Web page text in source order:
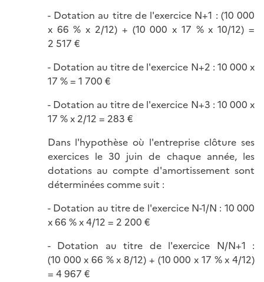
- Dotation au titre de l'exercice N+1 : (10 000
x 66 % x 2/12) + (10 000 x 17 % x 10/12) =
2 517 €
- Dotation au titre de l'exercice N+2 : 10 000 x
17 % = 1 700 €
- Dotation au titre de l'exercice N+3 : 10 000 x
17 % x 2/12 = 283 €
Dans l'hypothèse où l'entreprise clôture ses
exercices le 30 juin de chaque année, les
dotations au compte d'amortissement sont
déterminées comme suit :
- Dotation au titre de l'exercice N-1/N : 10 000
x 66 % x 4/12 = 2 200 €
- Dotation au titre de l'exercice N/N+1 :
(10 000 x 66 % x 8/12) + (10 000 x 17 % x 4/12)
= 4 967 €